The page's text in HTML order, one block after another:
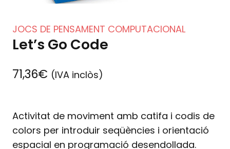
JOCS DE PENSAMENT COMPUTACIONAL
Let’s Go Code
71,36€ (IVA inclòs)
Activitat de moviment amb catifa i codis de
colors per introduir seqüències i orientació
espacial en programació desendollada.